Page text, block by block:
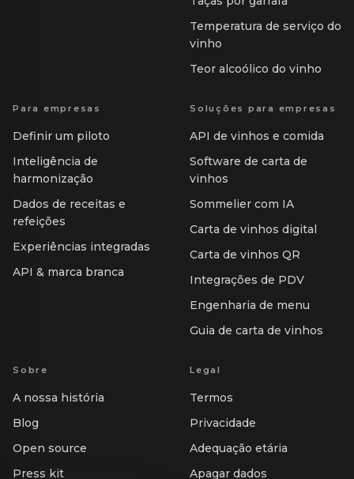
Temperatura de serviço do
vinho
Teor alcoólico do vinho
Para empresas
Definir um piloto
Inteligência de
harmonização
Dados de receitas e
refeições
Experiências integradas
API & marca branca
Soluções para empresas
API de vinhos e comida
Software de carta de
vinhos
Sommelier com IA
Carta de vinhos digital
Carta de vinhos QR
Integrações de PDV
Engenharia de menu
Guia de carta de vinhos
Sobre
A nossa história
Blog
Open source
Press kit
Legal
Termos
Privacidade
Adequação etária
Apagar dados